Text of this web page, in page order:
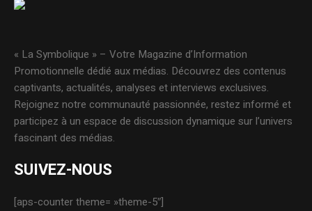
« La Symbolique » – Votre Magazine d’Information
Promotionnelle dédié aux médias. Découvrez des contenus
captivants, actualités, analyses et interviews exclusives.
Rejoignez notre communauté passionnée, restez informé et
participez à un espace de discussion dynamique sur l’univers
fascinant des médias.
SUIVEZ-NOUS
[aps-counter theme= »theme-5″]